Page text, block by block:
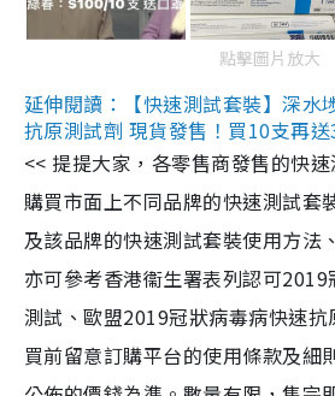
點擊圖片放大
延伸閱讀：【快速測試套裝】深水
抗原測試劑 現貨發售！買10支再
<< 提提大家，各零售商發售的快速
購買市面上不同品牌的快速測試套
及該品牌的快速測試套裝使用方法
亦可參考香港衞生署表列認可
測試、歐盟2019冠狀病毒病快速
買前留意訂購平台的使用條款及細